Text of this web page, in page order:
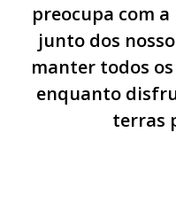
preocupa com a
junto dos
manter todos
enquanto
terras